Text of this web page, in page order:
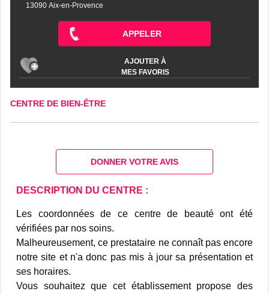
13090 Aix-en-Provence
APPELER
AJOUTER À
MES FAVORIS
CENTRE DE BIEN-ÊTRE
DONNER VOTRE AVIS
DESCRIPTION DU CENTRE :
Les coordonnées de ce centre de beauté ont été
vérifiées par nos soins.
Malheureusement, ce prestataire ne connaît pas encore
notre site et n'a donc pas mis à jour sa présentation et
ses horaires.
Vous souhaitez que cet établissement propose des